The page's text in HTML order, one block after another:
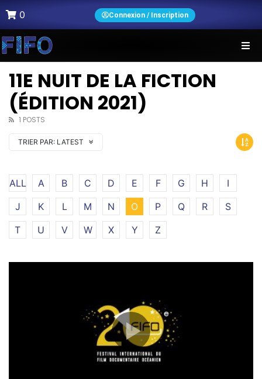
0 Connexion / Inscription
11E NUIT DE LA FICTION
(ÉDITION 2021)
1 POSTS
TRIER PAR: LATEST
ALL A B C D E F G H
I
J
K L M N O P Q R
S
T
U V W X Y Z